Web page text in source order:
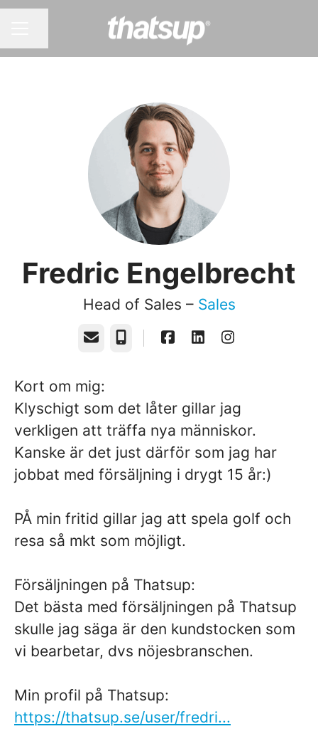
Fredric Engelbrecht
Head of Sales – Sales
Email Phone
Kort om mig:
Klyschigt som det låter gillar jag
verkligen att träffa nya människor.
Kanske är det just därför som jag har
jobbat med försäljning i drygt 15 år:)
PÅ min fritid gillar jag att spela golf och
resa så mkt som möjligt.
Försäljningen på Thatsup:
Det bästa med försäljningen på Thatsup
skulle jag säga är den kundstocken som
vi bearbetar, dvs nöjesbranschen.
Min profil på Thatsup:
https://thatsup.se/user/fredri...